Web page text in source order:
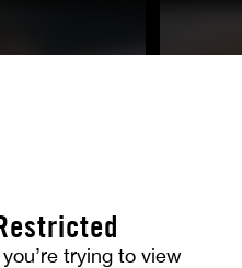
trying to view